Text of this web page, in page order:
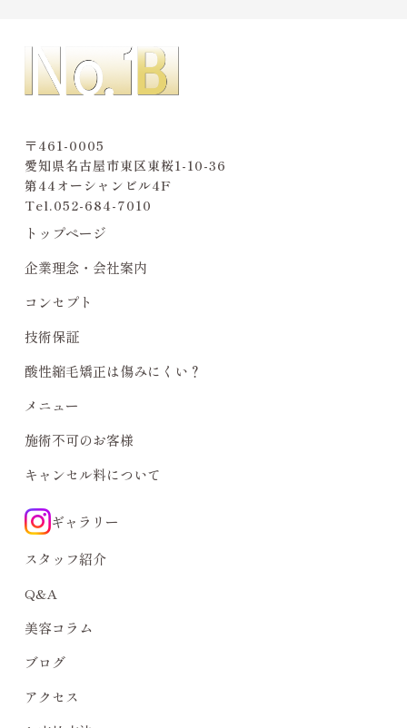
〒461-0005
愛知県名古屋市東区東桜1-10-36
第44オーシャンビル4F
Tel.052-684-7010
トップページ
企業理念・会社案内
コンセプト
技術保証
酸性縮毛矯正は傷みにくい？
メニュー
施術不可のお客様
キャンセル料について
ギャラリー
スタッフ紹介
Q&A
美容コラム
ブログ
アクセス